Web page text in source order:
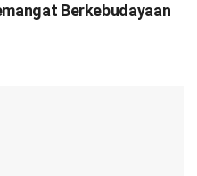
Berkebudayaan